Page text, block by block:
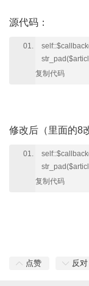
源代码：
复制代码
修改后（里面的8
复制代码
点赞 反对